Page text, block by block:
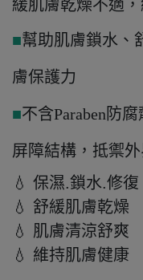
緩肌膚乾燥不適
■幫助肌膚鎖水、
膚保護力
■不含Paraben防
屏障結構，抵禦
💧 保濕.鎖水.修復
💧 舒緩肌膚乾燥
💧 肌膚清涼舒爽
💧 維持肌膚健康